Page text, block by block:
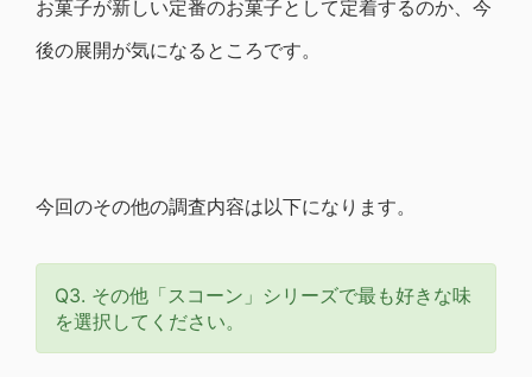
お菓子が新しい定番のお菓子として定着するのか、今
後の展開が気になるところです。
今回のその他の調査内容は以下になります。
Q3. その他「スコーン」シリーズで最も好きな味
を選択してください。